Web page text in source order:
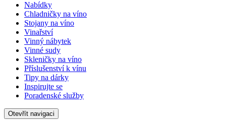
Nabídky
Chladničky na víno
Stojany na víno
Vinařství
Vinný nábytek
Vinné sudy
Skleničky na víno
Příslušenství k vínu
Tipy na dárky
Inspirujte se
Poradenské služby
Otevřít navigaci